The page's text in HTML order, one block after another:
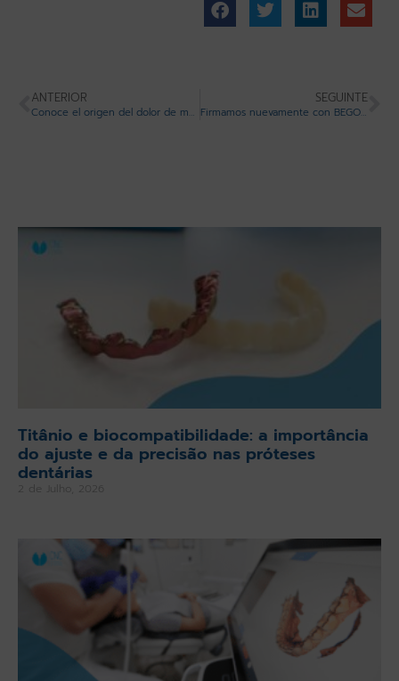
ANTERIOR
Conoce el origen del dolor de muelas para poder evitarlo
SEGUINTE
Firmamos nuevamente con BEGO para producir con el mejor metal sinterizado
Titânio e biocompatibilidade: a importância
do ajuste e da precisão nas próteses
dentárias
2 de Julho, 2026